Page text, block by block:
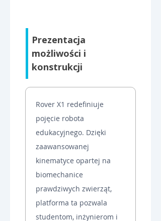
Prezentacja
możliwości i
konstrukcji
Rover X1 redefiniuje
pojęcie robota
edukacyjnego. Dzięki
zaawansowanej
kinematyce opartej na
biomechanice
prawdziwych zwierząt,
platforma ta pozwala
studentom, inżynierom i